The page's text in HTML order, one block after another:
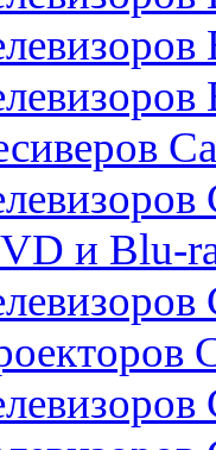
и Blu-